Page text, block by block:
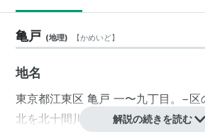
亀戸 (地理) 【かめいど】
地名
東京都江東区 亀戸 一〜九丁目 。−区
北を北十間川 ・東を旧中川・南を竪川
解説の続きを読む